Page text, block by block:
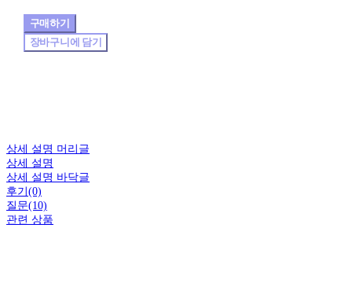
구매하기
장바구니에 담기
상세 설명 머리글
상세 설명
상세 설명 바닥글
후기(0)
질문(10)
관련 상품